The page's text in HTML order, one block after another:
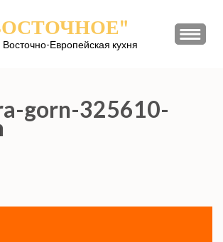
Европейская кухня
gorn-325610-